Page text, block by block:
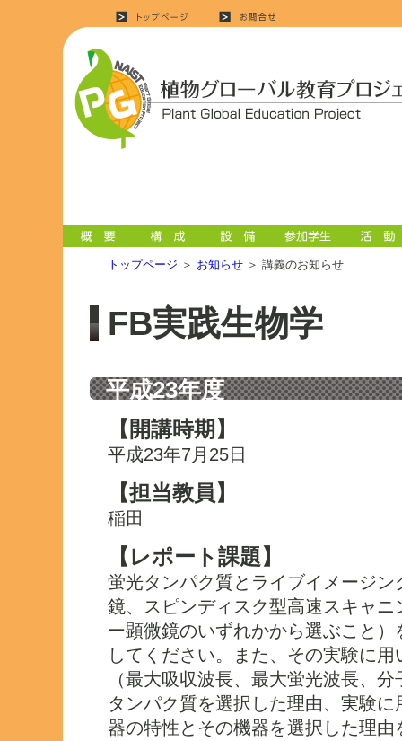
トップページ ＞ お知らせ ＞ 講義のお知らせ
FB実践生物学
平成23年度
【開講時期】
平成23年7月25日
【担当教員】
稲田
【レポート課題】
蛍光タンパク質とライブイメージ
鏡、スピンディスク型高速スキャ
ー顕微鏡のいずれかから選ぶこと
してください。また、その実験に
（最大吸収波長、最大蛍光波長、
タンパク質を選択した理由、実験
器の特性とその機器を選択した理